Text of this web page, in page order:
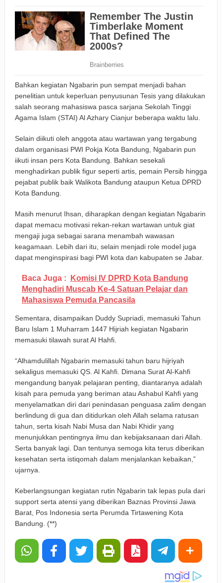
Bahkan kegiatan Ngabarin pun sempat menjadi bahan
penelitian untuk keperluan penyusunan Tesis yang dilakukan
salah seorang mahasiswa pasca sarjana Sekolah Tinggi
Agama Islam (STAI) Al Azhary Cianjur beberapa waktu lalu.
Selain diikuti oleh anggota atau wartawan yang tergabung
dalam organisasi PWI Pokja Kota Bandung, Ngabarin pun
iikuti insan pers Kota Bandung. Bahkan sesekali
menghadirkan publik figur seperti artis, pemain Persib hingga
pejabat publik baik Walikota Bandung ataupun Ketua DPRD
Kota Bandung.
Masih menurut Ihsan, diharapkan dengan kegiatan Ngabarin
dapat memacu motivasi rekan-rekan wartawan untuk giat
mengaji juga sebagai sarana menambah wawasan
keagamaan. Lebih dari itu, selain menjadi role model juga
dapat menginspirasi bagi PWI kota dan kabupaten se Jabar.
Baca Juga :
Komisi IV DPRD Kota Bandung
Menghadiri Muscab Ke-4 Satuan Pelajar dan
Mahasiswa Pemuda Pancasila
Sementara, disampaikan Duddy Supriadi, memasuki Tahun
Baru Islam 1 Muharram 1447 Hijriah kegiatan Ngabarin
memasuki tilawah surat Al Hahfi.
“Alhamdulillah Ngabarin memasuki tahun baru hijriyah
sekaligus memasuki QS. Al Kahfi. Dimana Surat Al-Kahfi
mengandung banyak pelajaran penting, diantaranya adalah
kisah para pemuda yang beriman atau Ashabul Kahfi yang
menyelamatkan diri dari penindasan penguasa zalim dengan
berlindung di gua dan ditidurkan oleh Allah selama ratusan
tahun, serta kisah Nabi Musa dan Nabi Khidir yang
menunjukkan pentingnya ilmu dan kebijaksanaan dari Allah.
Serta banyak lagi. Dan tentunya semoga kita terus diberikan
kesehatan serta istiqomah dalam menjalankan kebaikan,”
ujarnya.
Keberlangsungan kegiatan rutin Ngabarin tak lepas pula dari
support serta atensi yang diberikan Baznas Provinsi Jawa
Barat, Pos Indonesia serta Perumda Tirtawening Kota
Bandung. (**)